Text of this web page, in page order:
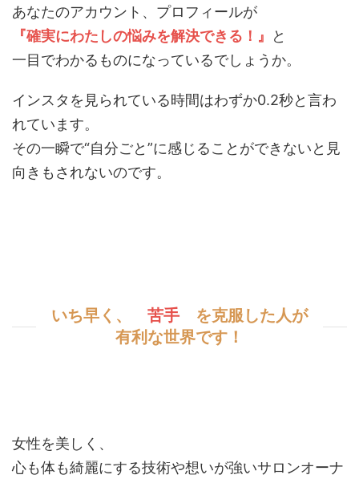
あなたのアカウント、プロフィールが
『確実にわたしの悩みを解決できる！』
と
一目でわかるものになっているでしょうか。
インスタを見られている時間はわずか0.2秒と言わ
れています。
その一瞬で“自分ごと”に感じることができないと見
向きもされないのです。
いち早く、 苦手
を克服した人が
有利な世界です！
女性を美しく、
心も体も綺麗にする技術や想いが強いサロンオーナ